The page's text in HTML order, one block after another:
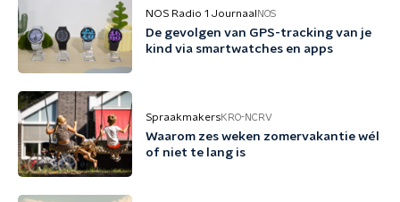
NOS Radio 1 Journaal NOS
De gevolgen van GPS-tracking van je
kind via smartwatches en apps
SpraakmakersKRO-NCRV
Waarom zes weken zomervakantie wél
of niet te lang is